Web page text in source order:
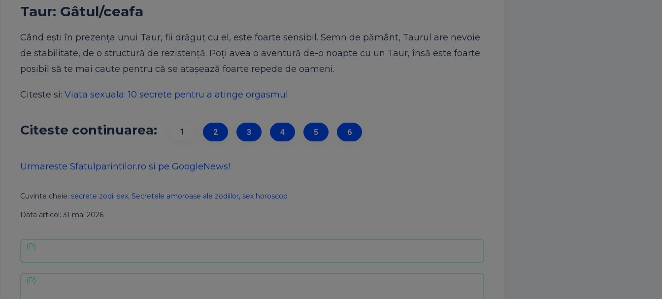
Taur: Gâtul/ceafa
Când ești în prezența unui Taur, fii drăguț cu el, este foarte sensibil. Semn de pământ, Taurul are nevoie
de stabilitate, de o structură de rezistență. Poți avea o aventură de-o noapte cu un Taur, însă este foarte
posibil să te mai caute pentru că se atașează foarte repede de oameni.
Citeste si: Viata sexuala: 10 secrete pentru a atinge orgasmul
Citeste continuarea: 1 2 3 4 5 6
Urmareste Sfatulparintilor.ro si pe GoogleNews!
Cuvinte cheie: secrete zodii sex, Secretele amoroase ale zodiilor, sex horoscop
Data articol: 31 mai 2026